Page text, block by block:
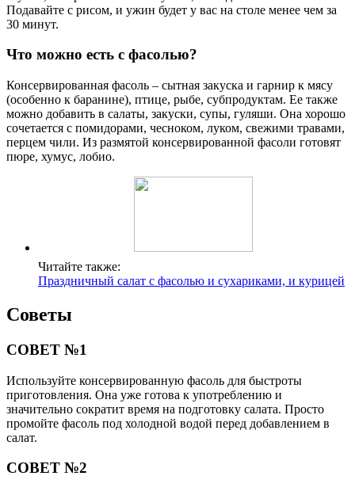
Подавайте с рисом, и ужин будет у вас на столе менее чем за
30 минут.
Что можно есть с фасолью?
Консервированная фасоль – сытная закуска и гарнир к мясу
(особенно к баранине), птице, рыбе, субпродуктам. Ее также
можно добавить в салаты, закуски, супы, гуляши. Она хорошо
сочетается с помидорами, чесноком, луком, свежими травами,
перцем чили. Из размятой консервированной фасоли готовят
пюре, хумус, лобио.
Читайте также:
Праздничный салат с фасолью и сухариками, и курицей
Советы
СОВЕТ №1
Используйте консервированную фасоль для быстроты
приготовления. Она уже готова к употреблению и
значительно сократит время на подготовку салата. Просто
промойте фасоль под холодной водой перед добавлением в
салат.
СОВЕТ №2